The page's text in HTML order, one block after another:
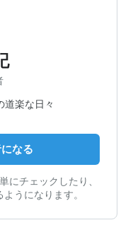
楽な日々
なる
にチェックしたり、
うになります。